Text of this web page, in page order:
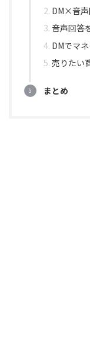
DM×音声
音声回答
DMでマ
売りたい
まとめ